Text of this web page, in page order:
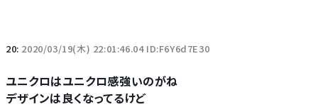
20: 2020/03/19(木) 22:01:46.04 ID:F6Y6d7E30
ユニクロはユニクロ感強いのがね
デザインは良くなってるけど